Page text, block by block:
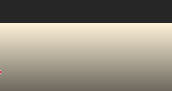
তারার
আলো.কম